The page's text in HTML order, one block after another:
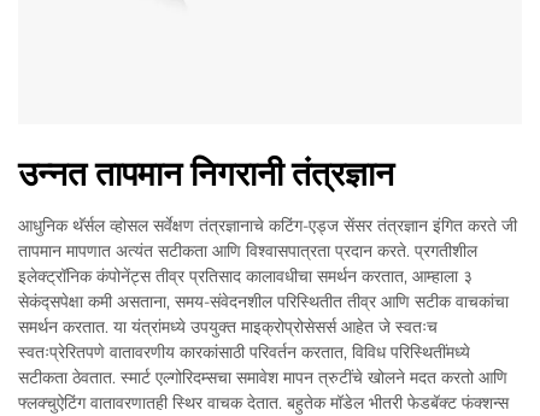
उन्नत तापमान निगरानी तंत्रज्ञान
आधुनिक थॅर्सल व्होसल सर्वेक्षण तंत्रज्ञानाचे कटिंग-एड्ज सेंसर तंत्रज्ञान इंगित करते जी
तापमान मापणात अत्यंत सटीकता आणि विश्वासपात्रता प्रदान करते. प्रगतीशील
इलेक्ट्रॉनिक कंपोनेंट्स तीव्र प्रतिसाद कालावधीचा समर्थन करतात, आम्हाला ३
सेकंद्सपेक्षा कमी असताना, समय-संवेदनशील परिस्थितीत तीव्र आणि सटीक वाचकांचा
समर्थन करतात. या यंत्रांमध्ये उपयुक्त माइक्रोप्रोसेसर्स आहेत जे स्वतःच
स्वतःप्रेरितपणे वातावरणीय कारकांसाठी परिवर्तन करतात, विविध परिस्थितींमध्ये
सटीकता ठेवतात. स्मार्ट एल्गोरिदम्सचा समावेश मापन त्रुटींचे खोलने मदत करतो आणि
फ्लक्चुऐटिंग वातावरणातही स्थिर वाचक देतात. बहुतेक मॉडेल भीतरी फेडबॅक्ट फंक्शन्स